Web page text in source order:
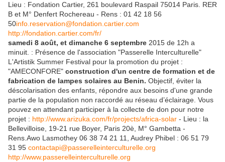
Lieu : Fondation Cartier, 261 boulevard Raspail 75014 Paris. RER
B et M° Denfert Rochereau - Rens : 01 42 18 56
50info.reservation@fondation.cartier.com
http://fondation.cartier.com/fr/
samedi 8 août, et dimanche 6 septembre 2015 de 12h a
minuit. : Présence de l'association "Passerelle Interculturelle"
L'Artistik Summer Festival pour la promotion du projet :
"AMECONFORE" construction d'un centre de formation et de
fabrication de lampes solaires au Benin. Objectif, éviter la
déscolarisation des enfants, répondre aux besoins d'une grande
partie de la population non raccordé au réseau d’éclairage. Vous
pouvez en attendant participer à la collecte de don pour notre
projet : http://www.arizuka.com/fr/projects/africa-solar - Lieu : la
Bellevilloise, 19-21 rue Boyer, Paris 20è, M° Gambetta -
Rens.Awo Lasmothey 06 38 74 21 11, Audrey Phibel : 06 51 79
31 95 contactapi@passerelleinterculturelle.org
http://www.passerelleinterculturelle.org